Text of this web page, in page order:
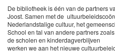
De bibliotheek is één van de partners
Joost. Samen met de
Nederlandstalige cultuur, het
School en tal van andere partners
de scholen en kinderdagverblijven
werken we aan het nieuwe